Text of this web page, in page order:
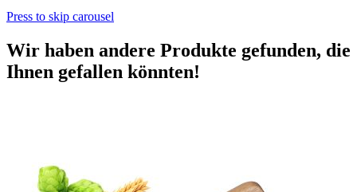
Press to skip carousel
Wir haben andere Produkte gefunden, die
Ihnen gefallen könnten!